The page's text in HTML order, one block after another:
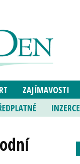
ZAJÍMAVOSTI
INZERCE